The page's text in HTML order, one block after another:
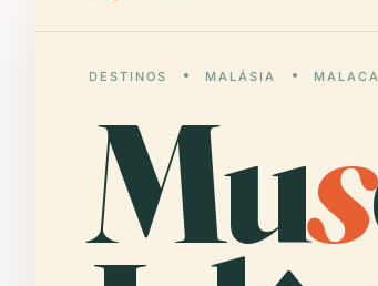
DESTINOS MALÁSIA MALACA
Mus